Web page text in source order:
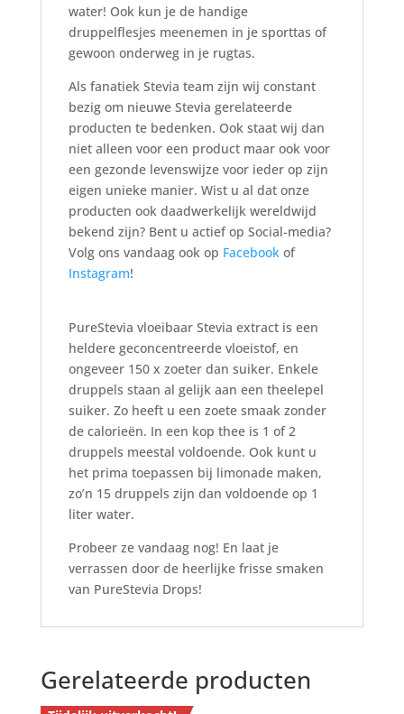
water! Ook kun je de handige
druppelflesjes meenemen in je sporttas of
gewoon onderweg in je rugtas.
Als fanatiek Stevia team zijn wij constant
bezig om nieuwe Stevia gerelateerde
producten te bedenken. Ook staat wij dan
niet alleen voor een product maar ook voor
een gezonde levenswijze voor ieder op zijn
eigen unieke manier. Wist u al dat onze
producten ook daadwerkelijk wereldwijd
bekend zijn? Bent u actief op Social-media?
Volg ons vandaag ook op Facebookof
Instagram!
PureStevia vloeibaar Stevia extract is een
heldere geconcentreerde vloeistof, en
ongeveer 150 x zoeter dan suiker. Enkele
druppels staan al gelijk aan een theelepel
suiker. Zo heeft u een zoete smaak zonder
de calorieën. In een kop thee is 1 of 2
druppels meestal voldoende. Ook kunt u
het prima toepassen bij limonade maken,
zo’n 15 druppels zijn dan voldoende op 1
liter water.
Probeer ze vandaag nog! En laat je
verrassen door de heerlijke frisse smaken
van PureStevia Drops!
Gerelateerde producten